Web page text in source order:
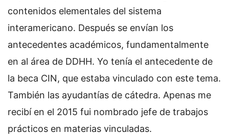
contenidos elementales del sistema
interamericano. Después se envían los
antecedentes académicos, fundamentalmente
en al área de DDHH. Yo tenía el antecedente de
la beca CIN, que estaba vinculado con este tema.
También las ayudantías de cátedra. Apenas me
recibí en el 2015 fui nombrado jefe de trabajos
prácticos en materias vinculadas.